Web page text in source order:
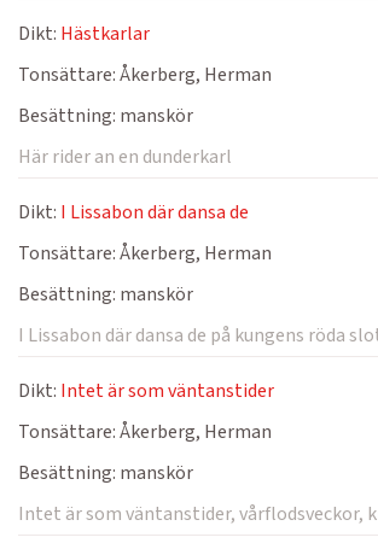
Dikt: Hästkarlar
Tonsättare:Åkerberg, Herman
Besättning: manskör
Här rider an en dunderkarl
Dikt: I Lissabon där dansa de
Tonsättare:Åkerberg, Herman
Besättning: manskör
I Lissabon där dansa de på kungens röda
Dikt: Intet är som väntanstider
Tonsättare:Åkerberg, Herman
Besättning: manskör
Intet är som väntanstider, vårflodsveckor,